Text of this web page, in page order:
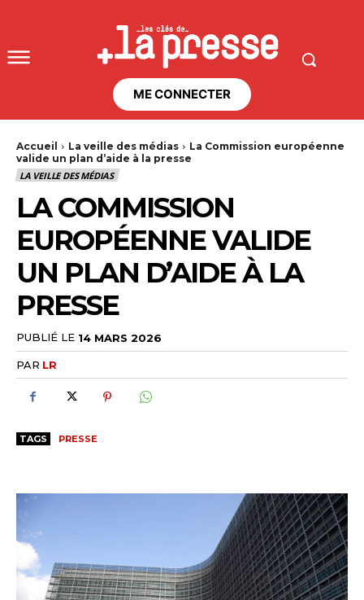
ME CONNECTER
Accueil La veille des médias
La Commission européenne
valide un plan d’aide à la presse
LA VEILLE DES MÉDIAS
LA COMMISSION
EUROPÉENNE VALIDE
UN PLAN D’AIDE À LA
PRESSE
PUBLIÉ LE 14 MARS 2026
PAR LR
TAGS PRESSE